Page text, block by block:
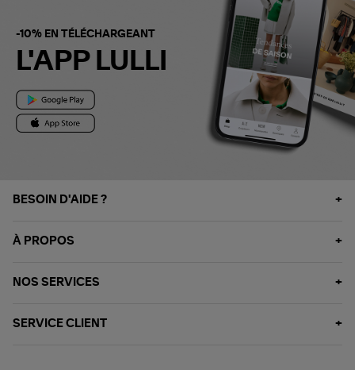
-10% EN TÉLÉCHARGEANT
L'APP LULLI
BESOIN D'AIDE ?
À PROPOS
NOS SERVICES
SERVICE CLIENT